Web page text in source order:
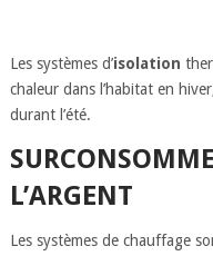
Les systèmes d’isolation
chaleur dans l’habitat en
durant l’été.
L’ARGENT
Les systèmes de chauffage